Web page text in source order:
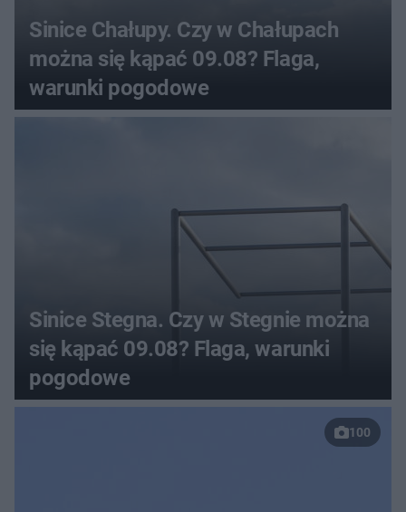
Sinice Chałupy. Czy w Chałupach
można się kąpać 09.08? Flaga,
warunki pogodowe
Sinice Stegna. Czy w Stegnie można
się kąpać 09.08? Flaga, warunki
pogodowe
100